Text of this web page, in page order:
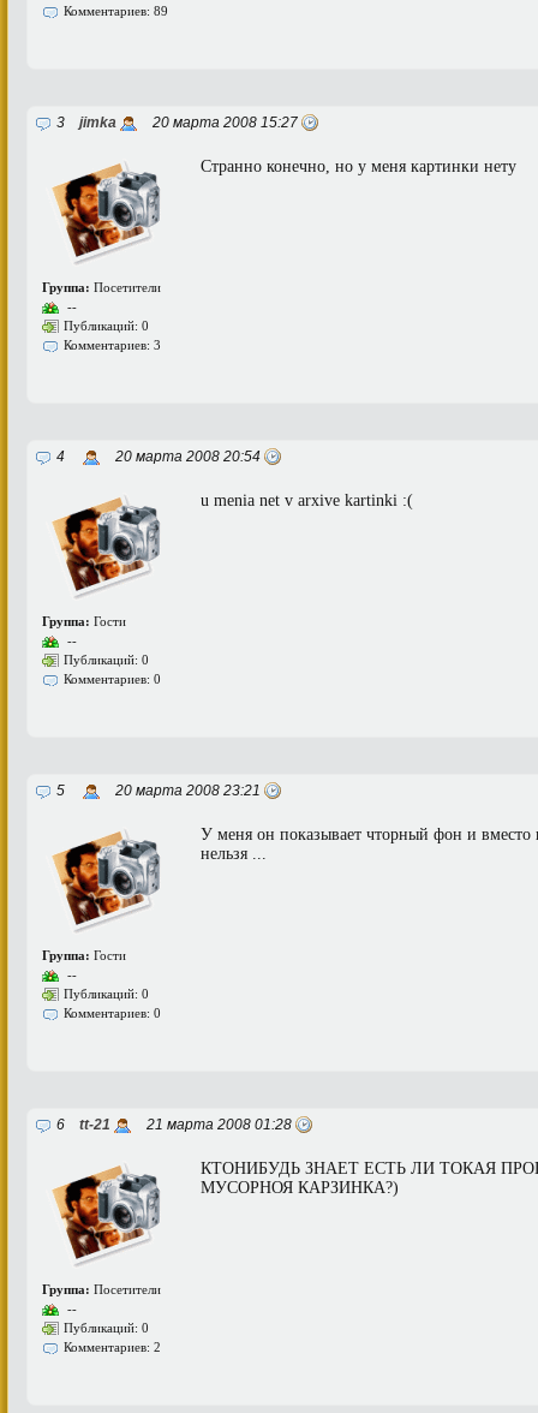
Комментариев: 89
3 jimka 20 марта 2008 15:27
Группа: Посетители
--
Публикаций: 0
Комментариев: 3
Странно конечно, но у меня картинки нету
4 20 марта 2008 20:54
Группа: Гости
--
Публикаций: 0
Комментариев: 0
u menia net v arxive kartinki :(
5 20 марта 2008 23:21
Группа: Гости
--
Публикаций: 0
Комментариев: 0
У меня он показывает чторный фон и
нельзя ...
6 tt-21 21 марта 2008 01:28
Группа: Посетители
--
Публикаций: 0
Комментариев: 2
КТОНИБУДЬ ЗНАЕТ ЕСТЬ ЛИ ТОКАЯ
МУСОРНОЯ КАРЗИНКА?)